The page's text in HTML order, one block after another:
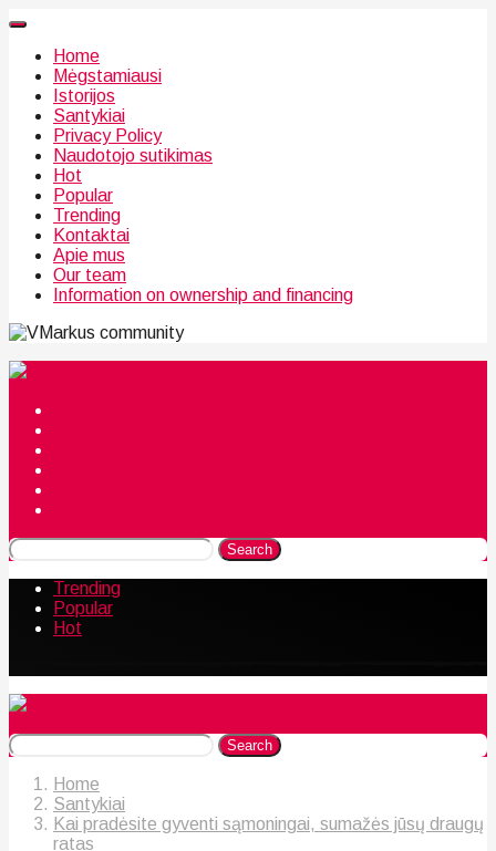
Home
Mėgstamiausi
Istorijos
Santykiai
Privacy Policy
Naudotojo sutikimas
Hot
Popular
Trending
Kontaktai
Apie mus
Our team
Information on ownership and financing
community
Search
Trending
Popular
Hot
Search
Home
Santykiai
Kai pradėsite gyventi sąmoningai, sumažės jūsų draugų
ratas